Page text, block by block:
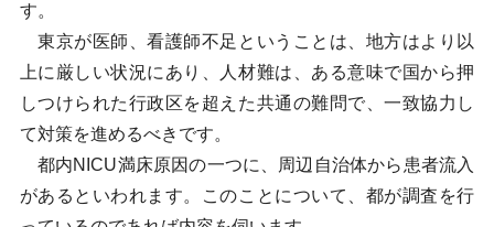
す。
東京が医師、看護師不足ということは、地方はより以
上に厳しい状況にあり、人材難は、ある意味で国から押
しつけられた行政区を超えた共通の難問で、一致協力し
て対策を進めるべきです。
都内NICU満床原因の一つに、周辺自治体から患者流入
があるといわれます。このことについて、都が調査を行